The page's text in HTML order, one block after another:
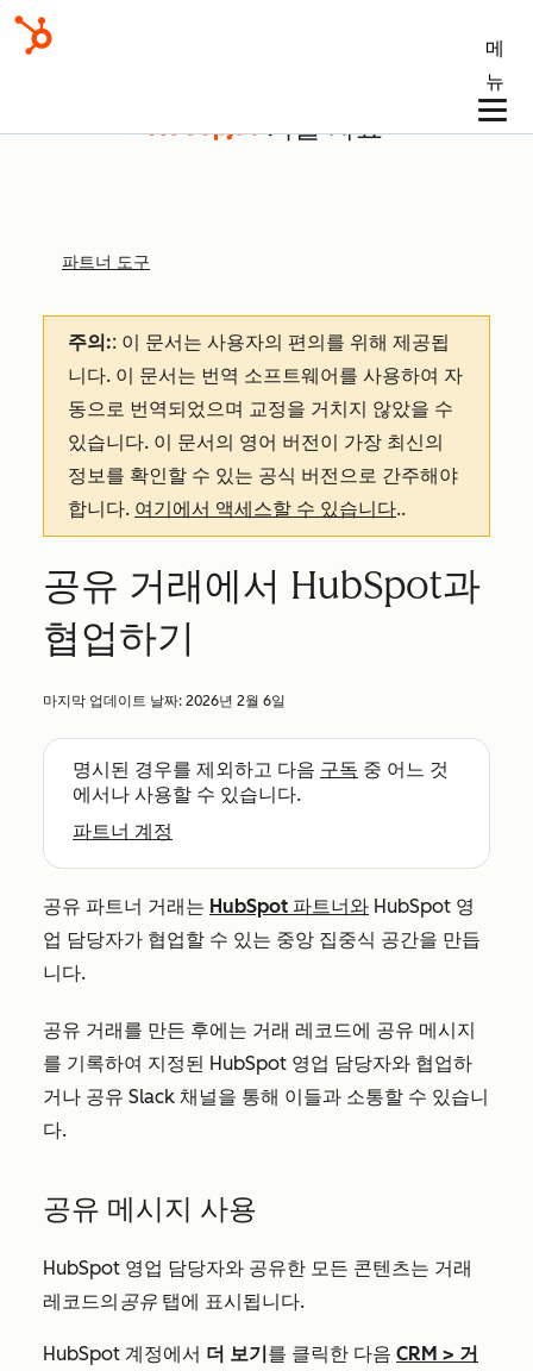
메
뉴
기술 자료
파트너 도구
주의:: 이 문서는 사용자의 편의를 위해 제공됩
니다. 이 문서는 번역 소프트웨어를 사용하여 자
동으로 번역되었으며 교정을 거치지 않았을 수
있습니다. 이 문서의 영어 버전이 가장 최신의
정보를 확인할 수 있는 공식 버전으로 간주해야
합니다. 여기에서 액세스할 수 있습니다..
공유 거래에서 HubSpot과
협업하기
마지막 업데이트 날짜: 2026년 2월 6일
명시된 경우를 제외하고 다음 구독 중 어느 것
에서나 사용할 수 있습니다.
파트너 계정
공유 파트너 거래는 HubSpot 파트너와 HubSpot 영
업 담당자가 협업할 수 있는 중앙 집중식 공간을 만듭
니다.
공유 거래를 만든 후에는 거래 레코드에 공유 메시지
를 기록하여 지정된 HubSpot 영업 담당자와 협업하
거나 공유 Slack 채널을 통해 이들과 소통할 수 있습니
다.
공유 메시지 사용
HubSpot 영업 담당자와 공유한 모든 콘텐츠는 거래
레코드의 공유 탭에 표시됩니다.
HubSpot 계정에서 더 보기를 클릭한 다음 CRM > 거